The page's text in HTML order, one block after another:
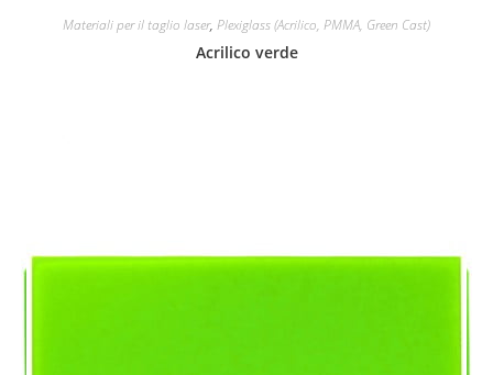
Materiali per il taglio laser, Plexiglass (Acrilico, PMMA, Green Cast)
Acrilico verde